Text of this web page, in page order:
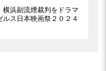
横浜副流煙裁判をドラマ
ス日本映画祭２０２４